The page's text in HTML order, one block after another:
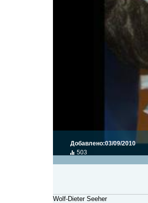
Добавлено:03/09/2010
503
Wolf-Dieter Seeher